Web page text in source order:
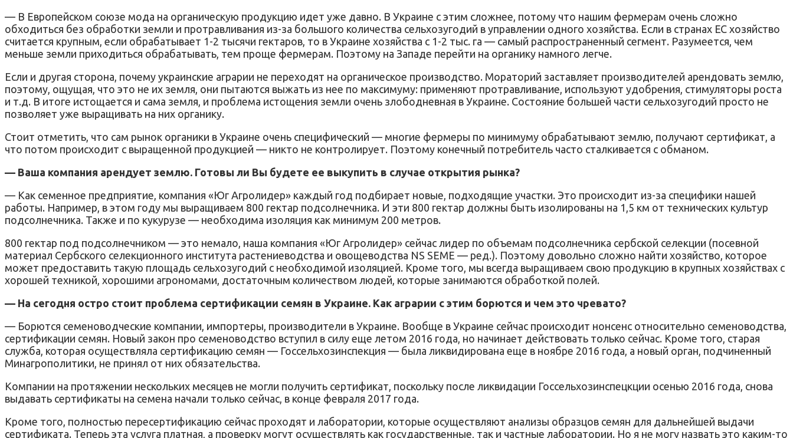
— В Европейском союзе мода на органическую продукцию идет уже давно. В Украине с этим сложнее, потому что нашим фермерам очень сложно
обходиться без обработки земли и протравливания из-за большого количества сельхозугодий в управлении одного хозяйства. Если в странах ЕС хозяйство
считается крупным, если обрабатывает 1-2 тысячи гектаров, то в Украине хозяйства с 1-2 тыс. га — самый распространенный сегмент. Разумеется, чем
меньше земли приходиться обрабатывать, тем проще фермерам. Поэтому на Западе перейти на органику намного легче.
Если и другая сторона, почему украинские аграрии не переходят на органическое производство. Мораторий заставляет производителей арендовать землю,
поэтому, ощущая, что это не их земля, они пытаются выжать из нее по максимуму: применяют протравливание, используют удобрения, стимуляторы роста
и т.д. В итоге истощается и сама земля, и проблема истощения земли очень злободневная в Украине. Состояние большей части сельхозугодий просто не
позволяет уже выращивать на них органику.
Стоит отметить, что сам рынок органики в Украине очень специфический — многие фермеры по минимуму обрабатывают землю, получают сертификат, а
что потом происходит с выращенной продукцией — никто не контролирует. Поэтому конечный потребитель часто сталкивается с обманом.
— Ваша компания арендует землю. Готовы ли Вы будете ее выкупить в случае открытия рынка?
— Как семенное предприятие, компания «Юг Агролидер» каждый год подбирает новые, подходящие участки. Это происходит из-за специфики нашей
работы. Например, в этом году мы выращиваем 800 гектар подсолнечника. И эти 800 гектар должны быть изолированы на 1,5 км от технических культур
подсолнечника. Также и по кукурузе — необходима изоляция как минимум 200 метров.
800 гектар под подсолнечником — это немало, наша компания «Юг Агролидер» сейчас лидер по объемам подсолнечника сербской селекции (посевной
материал Сербского селекционного института растениеводства и овощеводства NS SEME — ред.). Поэтому довольно сложно найти хозяйство, которое
может предоставить такую площадь сельхозугодий с необходимой изоляцией. Кроме того, мы всегда выращиваем свою продукцию в крупных хозяйствах с
хорошей техникой, хорошими агрономами, достаточным количеством людей, которые занимаются обработкой полей.
— На сегодня остро стоит проблема сертификации семян в Украине. Как аграрии с этим борются и чем это чревато?
— Борются семеноводческие компании, импортеры, производители в Украине. Вообще в Украине сейчас происходит нонсенс относительно семеноводства,
сертификации семян. Новый закон про семеноводство вступил в силу еще летом 2016 года, но начинает действовать только сейчас. Кроме того, старая
служба, которая осуществляла сертификацию семян — Госсельхозинспекция — была ликвидирована еще в ноябре 2016 года, а новый орган, подчиненный
Минагрополитики, не принял от них обязательства.
Компании на протяжении нескольких месяцев не могли получить сертификат, поскольку после ликвидации Госсельхозинспецкции осенью 2016 года, снова
выдавать сертификаты на семена начали только сейчас, в конце февраля 2017 года.
Кроме того, полностью пересертификацию сейчас проходят и лаборатории, которые осуществляют анализы образцов семян для дальнейшей выдачи
сертификата. Теперь эта услуга платная, а проверку могут осуществлять как государственные, так и частные лаборатории. Но я не могу назвать это каким-то